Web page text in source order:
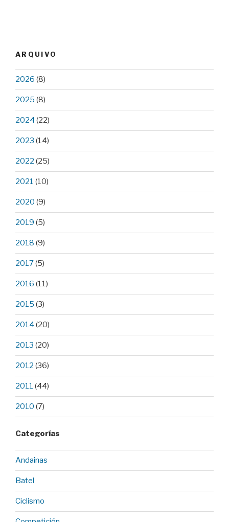
ARQUIVO
2026 (8)
2025 (8)
2024 (22)
2023 (14)
2022 (25)
2021 (10)
2020 (9)
2019 (5)
2018 (9)
2017(5)
2016 (11)
2015 (3)
2014 (20)
2013 (20)
2012 (36)
2011 (44)
2010 (7)
Categorías
Andainas
Batel
Ciclismo